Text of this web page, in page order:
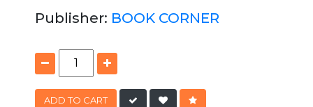
Publisher: BOOK CORNER
ADD TO CART